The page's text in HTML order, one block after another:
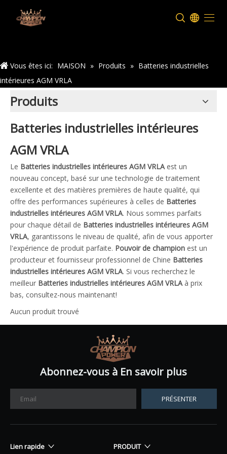
Vous êtes ici: MAISON » Produits » Batteries industrielles
intérieures AGM VRLA
Produits
Batteries industrielles intérieures
AGM VRLA
Le Batteries industrielles intérieures AGM VRLAest un
nouveau concept, basé sur une technologie de traitement
excellente et des matières premières de haute qualité, qui
offre des performances supérieures à celles de Batteries
industrielles intérieures AGM VRLA. Nous sommes parfaits
pour chaque détail de Batteries industrielles intérieures AGM
VRLA, garantissons le niveau de qualité, afin de vous apporter
l'expérience de produit parfaite. Pouvoir de champion est un
producteur et fournisseur professionnel de Chine Batteries
industrielles intérieures AGM VRLA. Si vous recherchez le
meilleur Batteries industrielles intérieures AGM VRLAà prix
bas, consultez-nous maintenant!
Aucun produit trouvé
Abonnez-vous à En savoir plus
PRÉSENTER
Lien rapide PRODUIT